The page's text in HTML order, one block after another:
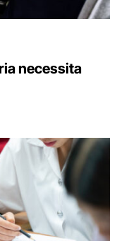
necessita